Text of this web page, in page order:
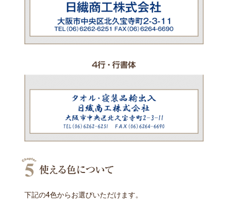
下記の4色からお選びいただけます。